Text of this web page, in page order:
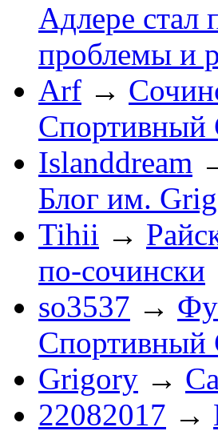
Адлере стал
проблемы и
Arf →
Спортивный
Islanddream
Блог им.
Tihii →
по-cочински
so3537 →
Спортивный
Grigory →
22082017 →